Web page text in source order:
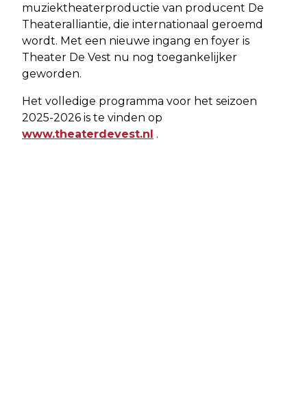
muziektheaterproductie van producent De
Theateralliantie, die internationaal geroemd
wordt. Met een nieuwe ingang en foyer is
Theater De Vest nu nog toegankelijker
geworden.
Het volledige programma voor het seizoen
2025-2026 is te vinden op
www.theaterdevest.nl .